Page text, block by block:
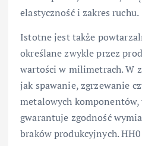
elastyczność i zakres ruchu.
Istotne jest także
określane zwykle przez
wartości w milimetrach. W
jak spawanie, zgrzewanie
metalowych
gwarantuje zgodność
braków produkcyjnych.